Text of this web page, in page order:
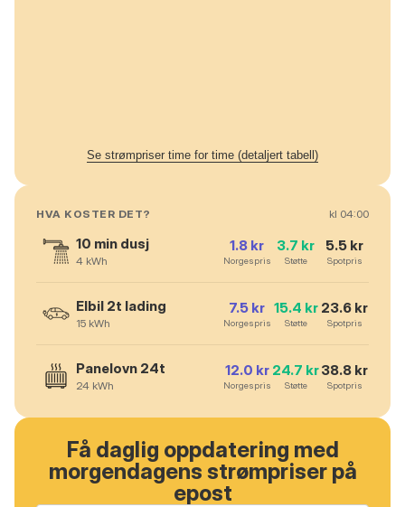
Se strømpriser time for time (detaljert tabell)
HVA KOSTER DET? kl 04:00
10 min dusj
4 kWh
1.8 kr
Norgespris
3.7 kr
Støtte
5.5 kr
Spotpris
Elbil 2t lading
15 kWh
7.5 kr
Norgespris
15.4 kr
Støtte
23.6 kr
Spotpris
Panelovn 24t
24 kWh
12.0 kr
Norgespris
24.7 kr
Støtte
38.8 kr
Spotpris
Få daglig oppdatering med
morgendagens strømpriser på
epost